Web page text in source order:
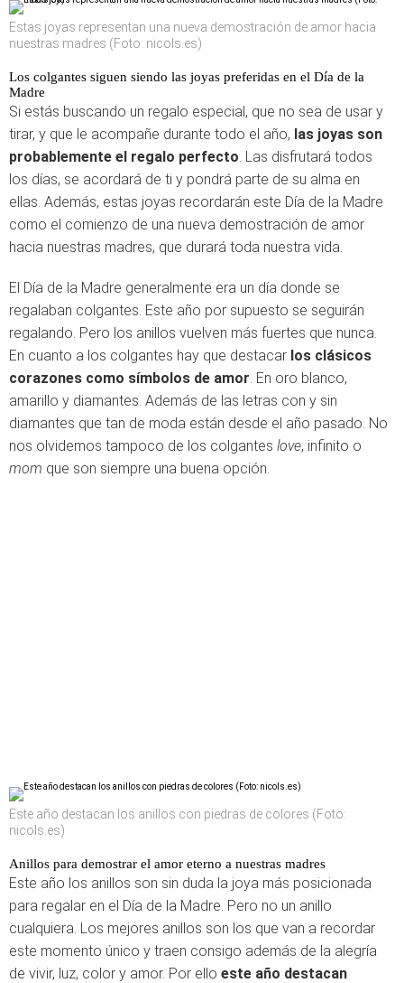
Estas joyas representan una nueva demostración de amor hacia
nuestras madres (Foto: nicols.es)
Los colgantes siguen siendo las joyas preferidas en el Día de la
Madre
Si estás buscando un regalo especial, que no sea de usar y
tirar, y que le acompañe durante todo el año, las joyas son
probablemente el regalo perfecto. Las disfrutará todos
los días, se acordará de ti y pondrá parte de su alma en
ellas. Además, estas joyas recordarán este Día de la Madre
como el comienzo de una nueva demostración de amor
hacia nuestras madres, que durará toda nuestra vida.
El Día de la Madre generalmente era un día donde se
regalaban colgantes. Este año por supuesto se seguirán
regalando. Pero los anillos vuelven más fuertes que nunca.
En cuanto a los colgantes hay que destacar los clásicos
corazones como símbolos de amor. En oro blanco,
amarillo y diamantes. Además de las letras con y sin
diamantes que tan de moda están desde el año pasado. No
nos olvidemos tampoco de los colgantes love, infinito o
mom que son siempre una buena opción.
Este año destacan los anillos con piedras de colores (Foto:
nicols.es)
Anillos para demostrar el amor eterno a nuestras madres
Este año los anillos son sin duda la joya más posicionada
para regalar en el Día de la Madre. Pero no un anillo
cualquiera. Los mejores anillos son los que van a recordar
este momento único y traen consigo además de la alegría
de vivir, luz, color y amor. Por ello este año destacan